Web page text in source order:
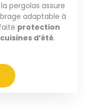
la pergolas assure
adaptable à
protection
d’été.